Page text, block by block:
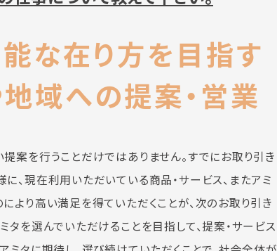
な在り方を目指す
域への提案・営業
案を行うことだけではありません。すでにお取り引き
、現在利用いただいている商品・サービス、またアミ
より高い満足を得ていただくことが、次のお取り引き
タを選んでいただけることを目指して、提案・サービス